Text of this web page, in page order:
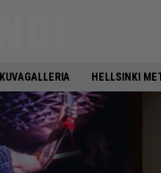
KUVAGALLERIA HELLSINKI